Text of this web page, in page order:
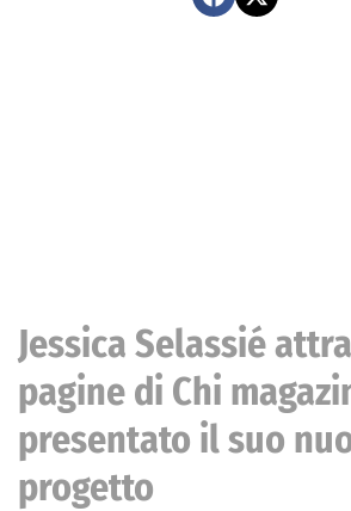
Jessica Selassié
pagine di Chi
presentato il suo
progetto